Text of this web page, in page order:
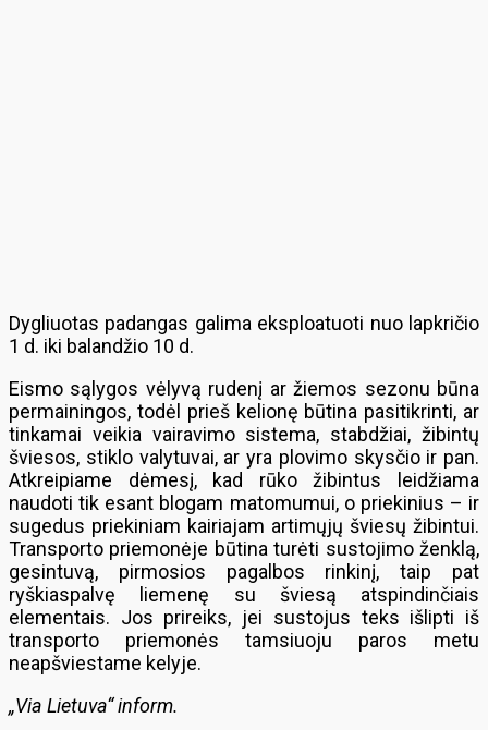
Dygliuotas padangas galima eksploatuoti nuo lapkričio
1 d. iki balandžio 10 d.
Eismo sąlygos vėlyvą rudenį ar žiemos sezonu būna
permainingos, todėl prieš kelionę būtina pasitikrinti, ar
tinkamai veikia vairavimo sistema, stabdžiai, žibintų
šviesos, stiklo valytuvai, ar yra plovimo skysčio ir pan.
Atkreipiame dėmesį, kad rūko žibintus leidžiama
naudoti tik esant blogam matomumui, o priekinius – ir
sugedus priekiniam kairiajam artimųjų šviesų žibintui.
Transporto priemonėje būtina turėti sustojimo ženklą,
gesintuvą, pirmosios pagalbos rinkinį, taip pat
ryškiaspalvę liemenę su šviesą atspindinčiais
elementais. Jos prireiks, jei sustojus teks išlipti iš
transporto priemonės tamsiuoju paros metu
neapšviestame kelyje.
„Via Lietuva“ inform.